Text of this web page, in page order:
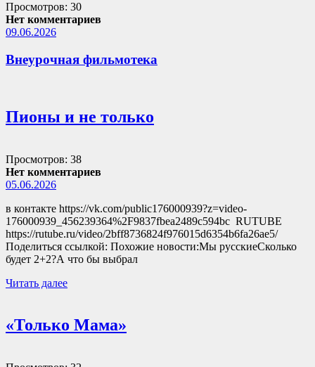
Просмотров: 30
Нет комментариев
09.06.2026
Внеурочная фильмотека
Пионы и не только
Просмотров: 38
Нет комментариев
05.06.2026
в контакте https://vk.com/public176000939?z=video-
176000939_456239364%2F9837fbea2489c594bc RUTUBE
https://rutube.ru/video/2bff8736824f976015d6354b6fa26ae5/
Поделиться ссылкой: Похожие новости:Мы русскиеСколько
будет 2+2?А что бы выбрал
Читать далее
«Только Мама»